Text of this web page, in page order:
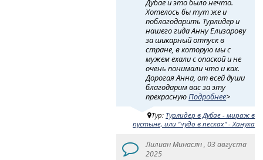
Дубае и это было нечто.
Хотелось бы тут же и
поблагодарить Турлидер и
нашего гида Анну Елизарову
за шикарный отпуск в
стране, в которую мы с
мужем ехали с опаской и не
очень понимали что и как.
Дорогая Анна, от всей души
благодарим вас за эту
прекраснуюПодробнее>
Тур: Турлидер в Дубае - мираж в
пустыне, или "чудо в песках" - Ханука
Лилиан Минасян , 03 августа
2025